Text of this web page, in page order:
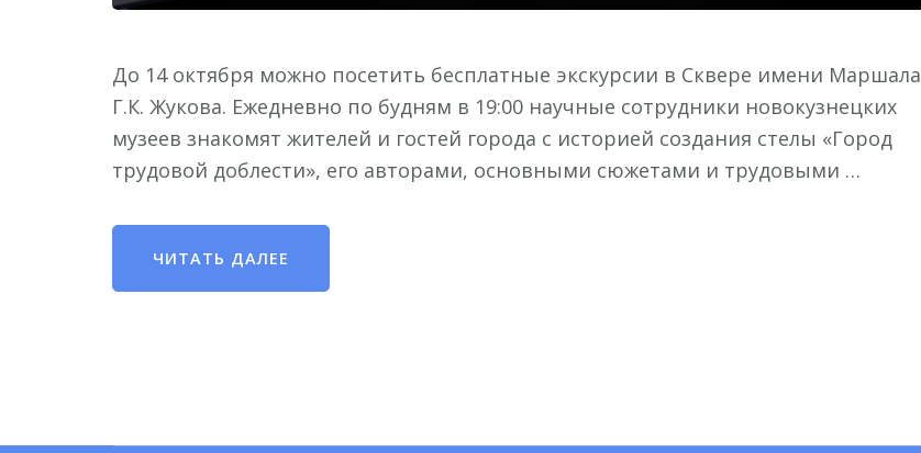
До 14 октября можно посетить бесплатные экскурсии в Сквере имени Маршала
Г.К. Жукова. Ежедневно по будням в 19:00 научные сотрудники новокузнецких
музеев знакомят жителей и гостей города с историей создания стелы «Город
трудовой доблести», его авторами, основными сюжетами и трудовыми …
ЧИТАТЬ ДАЛЕЕ